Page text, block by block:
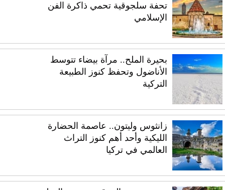
تحفة سلجوقية تحمي ذاكرة الفن
الإسلامي
بحيرة الملح.. مرآة بيضاء تتوسط
الأناضول وتحفظ كنوز الطبيعة
التركية
زانثوس وليتون.. عاصمة الحضارة
الليكية وأحد أهم كنوز التراث
العالمي في تركيا